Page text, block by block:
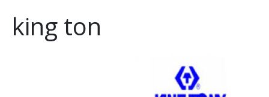
king ton